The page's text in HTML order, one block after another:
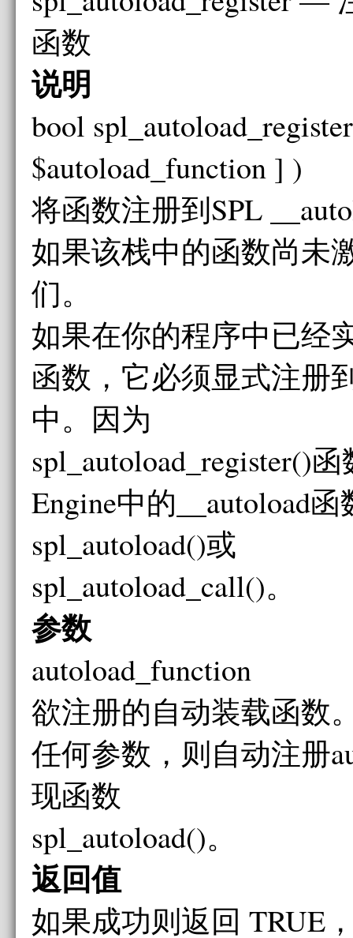
函数
说明
bool
$autoload_function ] )
将函数注册到SPL
如果该栈中的函数尚未
们。
如果在你的程序中已经
函数，它必须显式注册
中。因为
spl_autoload_register()
Engine中的__autoload
spl_autoload()或
spl_autoload_call()。
参数
autoload_function
欲注册的自动装载函数
任何参数，则自动注册
现函数
spl_autoload()。
返回值
如果成功则返回 TRUE